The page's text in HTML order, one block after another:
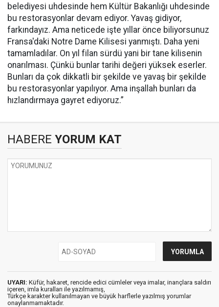
belediyesi uhdesinde hem Kültür Bakanlığı uhdesinde
bu restorasyonlar devam ediyor. Yavaş gidiyor,
farkındayız. Ama neticede işte yıllar önce biliyorsunuz
Fransa'daki Notre Dame Kilisesi yanmıştı. Daha yeni
tamamladılar. On yıl filan sürdü yani bir tane kilisenin
onarılması. Çünkü bunlar tarihi değeri yüksek eserler.
Bunları da çok dikkatli bir şekilde ve yavaş bir şekilde
bu restorasyonlar yapılıyor. Ama inşallah bunları da
hızlandırmaya gayret ediyoruz.”
HABERE YORUM KAT
UYARI: Küfür, hakaret, rencide edici cümleler veya imalar, inançlara saldırı
içeren, imla kuralları ile yazılmamış,
Türkçe karakter kullanılmayan ve büyük harflerle yazılmış yorumlar
onaylanmamaktadır.